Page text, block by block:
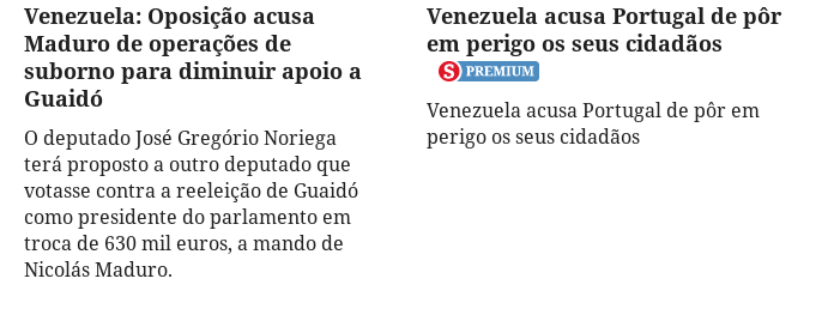
Venezuela: Oposição acusa
Maduro de operações de
suborno para diminuir apoio a
Guaidó
O deputado José Gregório Noriega
terá proposto a outro deputado que
votasse contra a reeleição de Guaidó
como presidente do parlamento em
troca de 630 mil euros, a mando de
Nicolás Maduro.
Venezuela acusa Portugal de pôr
em perigo os seus cidadãos
Venezuela acusa Portugal de pôr em
perigo os seus cidadãos